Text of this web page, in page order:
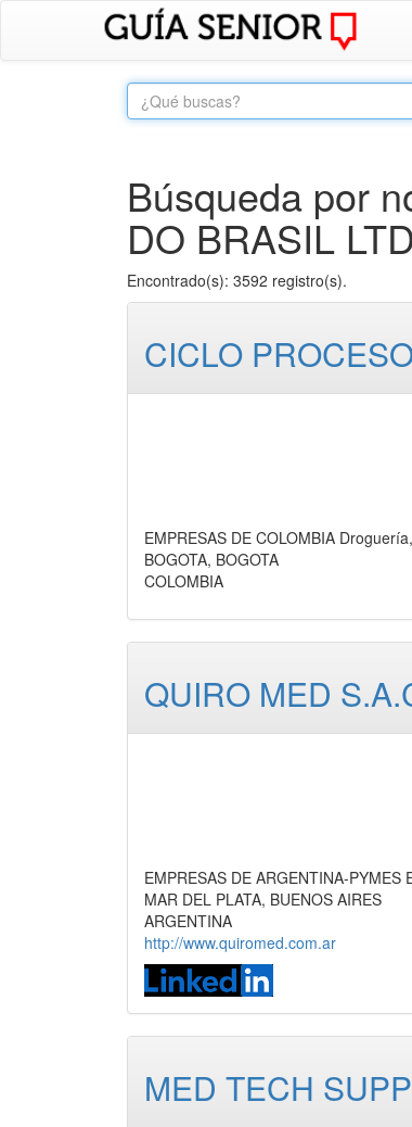
Búsqueda por
DO BRASIL
Encontrado(s): 3592 registro(s).
CICLO
EMPRESAS DE COLOMBIA
BOGOTA, BOGOTA
COLOMBIA
QUIRO MED
EMPRESAS DE ARGENTINA-
MAR DEL PLATA, BUENOS AIRES
ARGENTINA
http://www.quiromed.com.ar
MED TECH